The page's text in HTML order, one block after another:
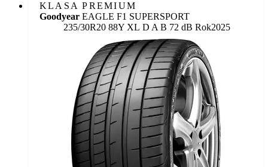
KLASA PREMIUM
Goodyear EAGLE F1 SUPERSPORT
235/30R20 88Y XL Etykieta:
D A B 72 dB Rok2025